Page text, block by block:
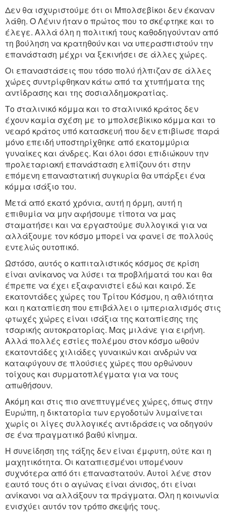
Δεν θα ισχυριστούμε ότι οι Μπολσεβίκοι δεν έκαναν
λάθη. Ο Λένιν ήταν ο πρώτος που το σκέφτηκε και το
έλεγε. Αλλά όλη η πολιτική τους καθοδηγούνταν από
τη βούληση να κρατηθούν και να υπερασπιστούν την
επανάσταση μέχρι να ξεκινήσει σε άλλες χώρες.
Οι επαναστάσεις που τόσο πολύ ήλπιζαν σε άλλες
χώρες συντρίφθηκαν κάτω από τα χτυπήματα της
αντίδρασης και της σοσιαλδημοκρατίας.
Το σταλινικό κόμμα και το σταλινικό κράτος δεν
έχουν καμία σχέση με το μπολσεβίκικο κόμμα και το
νεαρό κράτος υπό κατασκευή που δεν επιβίωσε παρά
μόνο επειδή υποστηρίχθηκε από εκατομμύρια
γυναίκες και άνδρες. Και όλοι όσοι επιδιώκουν την
προλεταριακή επανάσταση ελπίζουν ότι στην
επόμενη επαναστατική συγκυρία θα υπάρξει ένα
κόμμα ισάξιο του.
Μετά από εκατό χρόνια, αυτή η όρμη, αυτή η
επιθυμία να μην αφήσουμε τίποτα να μας
σταματήσει και να εργαστούμε συλλογικά για να
αλλάξουμε τον κόσμο μπορεί να φανεί σε πολλούς
εντελώς ουτοπικό.
Ωστόσο, αυτός ο καπιταλιστικός κόσμος σε κρίση
είναι ανίκανος να λύσει τα προβλήματά του και θα
έπρεπε να έχει εξαφανιστεί εδώ και καιρό. Σε
εκατοντάδες χώρες του Τρίτου Κόσμου, η αθλιότητα
και η καταπίεση που επιβάλλει ο ιμπεριαλισμός στις
φτωχές χώρες είναι ισάξια της καταπίεσης της
τσαρικής αυτοκρατορίας. Μας μιλάνε για ειρήνη.
Αλλά πολλές εστίες πολέμου στον κόσμο ωθούν
εκατοντάδες χιλιάδες γυναικών και ανδρών να
καταφύγουν σε πλούσιες χώρες που ορθώνουν
τοίχους και συρματοπλέγματα για να τους
απωθήσουν.
Ακόμη και στις πιο ανεπτυγμένες χώρες, όπως στην
Ευρώπη, η δικτατορία των εργοδοτών λυμαίνεται
χωρίς οι λίγες συλλογικές αντιδράσεις να οδηγούν
σε ένα πραγματικό βαθύ κίνημα.
Η συνείδηση της τάξης δεν είναι έμφυτη, ούτε και η
μαχητικότητα. Οι καταπιεσμένοι υπομένουν
συχνότερα από ότι επαναστατούν. Αυτοί λένε στον
εαυτό τους ότι ο αγώνας είναι άνισος, ότι είναι
ανίκανοι να αλλάξουν τα πράγματα. Όλη η κοινωνία
ενισχύει αυτόν τον τρόπο σκεψής τους.